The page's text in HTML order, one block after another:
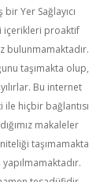
Yer Sağlayıcı
içerikleri proaktif
bulunmamaktadır.
taşımakta olup,
Bu internet
hiçbir bağlantısı
makaleler
taşımamakta